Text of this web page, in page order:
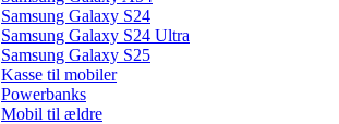
Samsung Galaxy S24
Samsung Galaxy S24 Ultra
Samsung Galaxy S25
Kasse til mobiler
Powerbanks
Mobil til ældre